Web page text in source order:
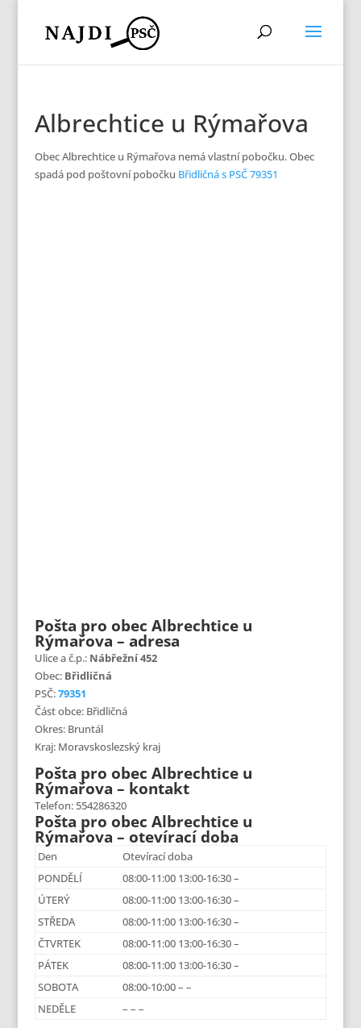
Albrechtice u Rýmařova
Obec Albrechtice u Rýmařova nemá vlastní pobočku. Obec
spadá pod poštovní pobočku Břidličná s PSČ 79351
Pošta pro obec Albrechtice u
Rýmařova – adresa
Ulice a č.p.: Nábřežní 452
Obec: Břidličná
PSČ:79351
Část obce: Břidličná
Okres: Bruntál
Kraj: Moravskoslezský kraj
Pošta pro obec Albrechtice u
Rýmařova – kontakt
Telefon: 554286320
Pošta pro obec Albrechtice u
Rýmařova – otevírací doba
Den
Otevírací doba
PONDĚLÍ
08:00-11:00 13:00-16:30 –
ÚTERÝ
08:00-11:00 13:00-16:30 –
STŘEDA
08:00-11:00 13:00-16:30 –
ČTVRTEK
08:00-11:00 13:00-16:30 –
PÁTEK
08:00-11:00 13:00-16:30 –
SOBOTA
08:00-10:00 – –
NEDĚLE
– – –